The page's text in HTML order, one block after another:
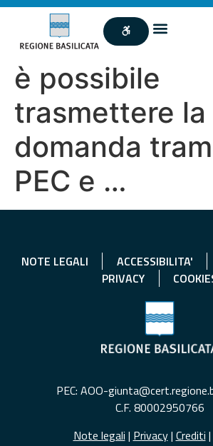
è possibile
trasmettere la
domanda
PEC e …
NOTE LEGALI ACCESSIBILITA'
PRIVACY
PEC: AOO-
C.F. 80002950766
Note legali | Privacy| Crediti |